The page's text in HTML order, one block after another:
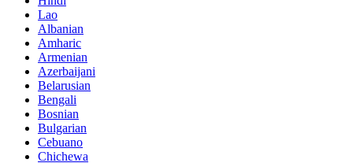
Lao
Albanian
Amharic
Armenian
Azerbaijani
Belarusian
Bengali
Bosnian
Bulgarian
Cebuano
Chichewa